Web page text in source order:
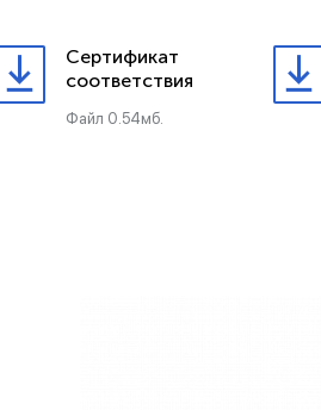
Сертификат
соответствия
Файл 0.54мб.